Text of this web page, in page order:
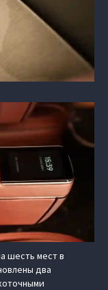
шесть мест в
два